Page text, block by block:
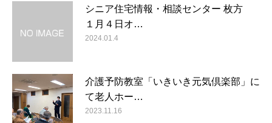
シニア住宅情報・相談センター 枚方
１月４日オ…
2024.01.4
介護予防教室「いきいき元気倶楽部」に
て老人ホー…
2023.11.16